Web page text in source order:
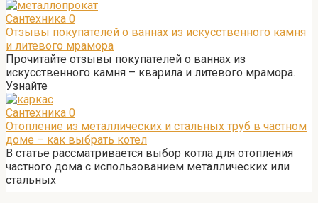
Сантехника 0
Отзывы покупателей о ваннах из искусственного камня
и литевого мрамора
Прочитайте отзывы покупателей о ваннах из
искусственного камня – кварила и литевого мрамора.
Узнайте
Сантехника 0
Отопление из металлических и стальных труб в частном
доме – как выбрать котел
В статье рассматривается выбор котла для отопления
частного дома с использованием металлических или
стальных